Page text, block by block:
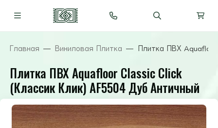
Главная Виниловая Плитка Плитка ПВХ
Плитка ПВХ Aquafloor Classic Click
(Классик Клик) AF5504 Дуб Античный